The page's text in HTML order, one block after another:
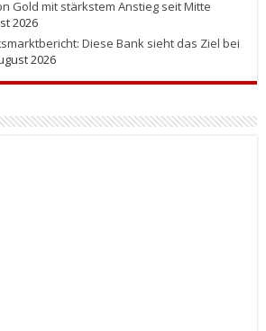
Gold mit stärkstem Anstieg seit Mitte
2026
Diese Bank sieht das Ziel bei
2026